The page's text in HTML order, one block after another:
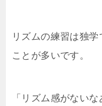
リズムの練習は独
ことが多いです。
「リズム感がない